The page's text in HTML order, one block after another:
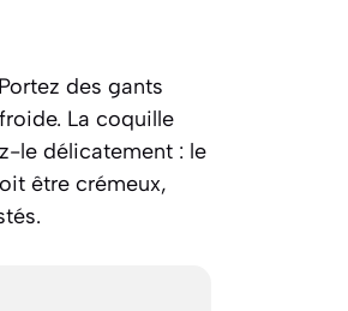
des gants
La coquille
le délicatement : le
être crémeux,